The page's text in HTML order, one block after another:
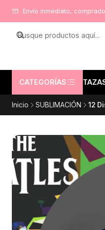
CATEGORÍAS
Envío inmediato,
Inicio SUBLIMACIÓN 12